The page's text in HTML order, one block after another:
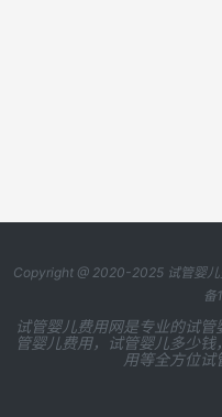
Copyright @ 2020-2025 试管婴
备
试管婴儿费用网是专业的试
管婴儿费用，试管婴儿多少
用等全方位试